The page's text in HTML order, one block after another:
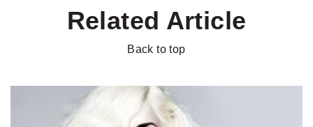
Related Article
Back to top